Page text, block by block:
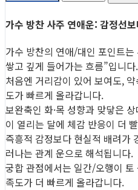
가수 방찬 사주 연애운: 감정선
가수 방찬의 연애/대인 포인트
쌓고 깊게 들어가는 흐름”입니다.
처음엔 거리감이 있어 보여도,
도가 빠르게 올라갑니다.
보완축인 화·목 성향과 맞닿은
이 열리는 달에 체감 반응이 더
즉흥적 감정보다 현실적 배려가
러나는 관계 운으로 해석됩니다.
궁합 관점에서는 일간/오행이
족도가 더 빠르게 올라갑니다.